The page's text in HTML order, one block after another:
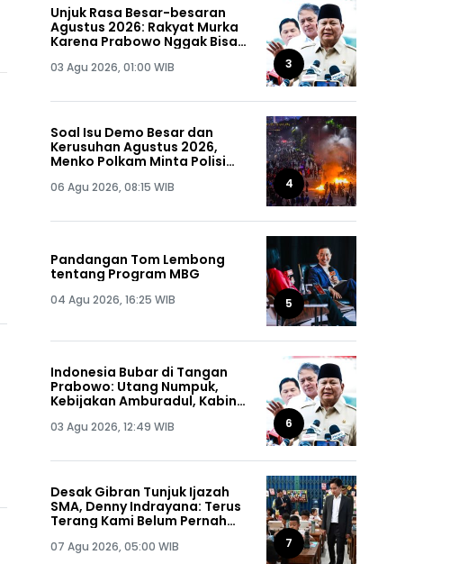
Unjuk Rasa Besar-besaran
Agustus 2026: Rakyat Murka
Karena Prabowo Nggak Bisa
03 Agu 2026, 01:00 WIB 3
Soal Isu Demo Besar dan
Kerusuhan Agustus 2026,
Menko Polkam Minta Polisi
Dapat, Siap-siap!
06 Agu 2026, 08:15 WIB 4
Pandangan Tom Lembong
tentang Program MBG
04 Agu 2026, 16:25 WIB 5
Indonesia Bubar di Tangan
Prabowo: Utang Numpuk,
Kebijakan Amburadul, Kabinet
Semua!
03 Agu 2026, 12:49 WIB 6
Desak Gibran Tunjuk Ijazah
SMA, Denny Indrayana: Terus
Terang Kami Belum Pernah
07 Agu 2026, 05:00 WIB 7